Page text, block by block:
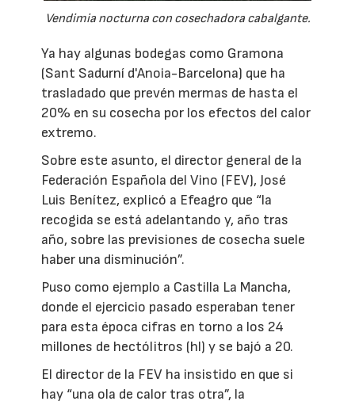
Vendimia nocturna con cosechadora cabalgante.
Ya hay algunas bodegas como Gramona
(Sant Sadurní d'Anoia-Barcelona) que ha
trasladado que prevén mermas de hasta el
20% en su cosecha por los efectos del calor
extremo.
Sobre este asunto, el director general de la
Federación Española del Vino (FEV), José
Luis Benítez, explicó a Efeagro que “la
recogida se está adelantando y, año tras
año, sobre las previsiones de cosecha suele
haber una disminución”.
Puso como ejemplo a Castilla La Mancha,
donde el ejercicio pasado esperaban tener
para esta época cifras en torno a los 24
millones de hectólitros (hl) y se bajó a 20.
El director de la FEV ha insistido en que si
hay “una ola de calor tras otra”, la